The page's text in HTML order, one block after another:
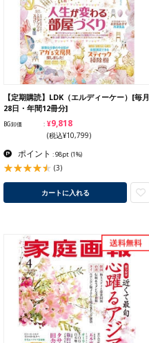
【定期購読】LDK（エルディーケー）[毎月
28日・年間12冊分]
BG卸価 ¥9,818
(税込¥10,799)
ポイント : 98pt (1%)
(3)
カートに入れる